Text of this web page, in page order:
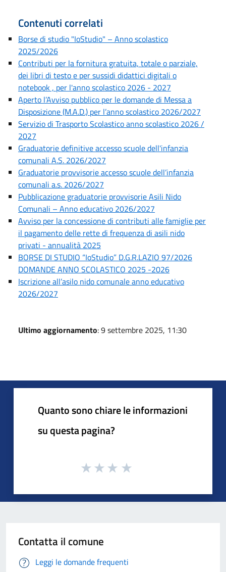
Contenuti correlati
Borse di studio "IoStudio" – Anno scolastico
2025/2026
Contributi per la fornitura gratuita, totale o parziale,
dei libri di testo e per sussidi didattici digitali o
notebook , per l'anno scolastico 2026 - 2027
Aperto l’Avviso pubblico per le domande di Messa a
Disposizione (M.A.D.) per l’anno scolastico 2026/2027
Servizio di Trasporto Scolastico anno scolastico 2026 /
2027
Graduatorie definitive accesso scuole dell'infanzia
comunali A.S. 2026/2027
Graduatorie provvisorie accesso scuole dell’infanzia
comunali a.s. 2026/2027
Pubblicazione graduatorie provvisorie Asili Nido
Comunali – Anno educativo 2026/2027
Avviso per la concessione di contributi alle famiglie per
il pagamento delle rette di frequenza di asili nido
privati - annualità 2025
BORSE DI STUDIO “IoStudio” D.G.R.LAZIO 97/2026
DOMANDE ANNO SCOLASTICO 2025 -2026
Iscrizione all’asilo nido comunale anno educativo
2026/2027
Ultimo aggiornamento: 9 settembre 2025, 11:30
Quanto sono chiare le informazioni
su questa pagina?
Contatta il comune
Leggi le domande frequenti